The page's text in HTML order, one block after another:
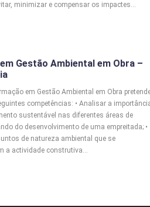
minimizar e compensar os impactes…
Gestão Ambiental em Obra –
em Gestão Ambiental em Obra
competências: • Analisar a
sustentável nas diferentes áreas de
do desenvolvimento de uma empreitada; •
de natureza ambiental que se
a actividade construtiva…